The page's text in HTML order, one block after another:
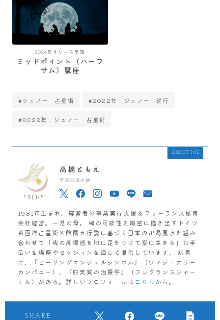
2024年リリース予定
ミッドポイント（ハーフ
サム）講座
#ジュノー 占星術 #2022年 ジュノー 逆行
#2022年 ジュノー 占星術
ABOUT ME
高橋ともえ
星読み風水師
1981年生まれ。経営者の事業実行支援＆フリーランス秘書
会社経営。一児の母。 魂の可能性を緻密に描き出すドイツ
系西洋占星術と陰陽五行説に基づく日本の卍易風水を組み
合わせて「魂の高揚感を地に足をつけて楽に生きる」お手
伝いを講座やセッションを通して提供しています。 訳書
に、『ヒーリングエンジェルシンボル』（ヴィジョナリー
カンパニー）、『四気質の治療学』（フレグランスジャー
ナル）がある。詳しいプロフィールは こちら から。
SHARE